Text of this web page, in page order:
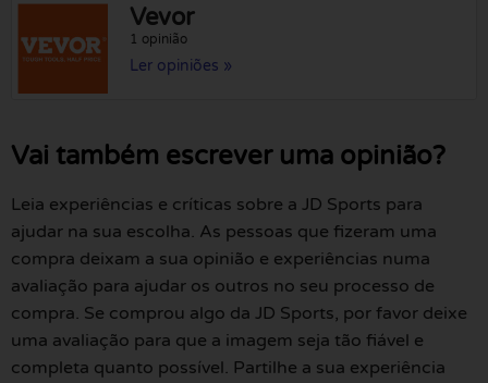
Vevor
1 opinião
Ler opiniões »
Vai também escrever uma opinião?
Leia experiências e críticas sobre a JD Sports para
ajudar na sua escolha. As pessoas que fizeram uma
compra deixam a sua opinião e experiências numa
avaliação para ajudar os outros no seu processo de
compra. Se comprou algo da JD Sports, por favor deixe
uma avaliação para que a imagem seja tão fiável e
completa quanto possível. Partilhe a sua experiência